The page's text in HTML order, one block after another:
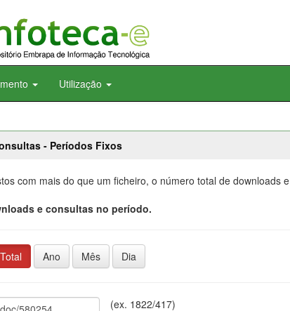
Utilização
- Períodos Fixos
com mais do que um ficheiro, o número total de
e consultas no período.
Total Ano Mês Dia
(ex. 1822/417)